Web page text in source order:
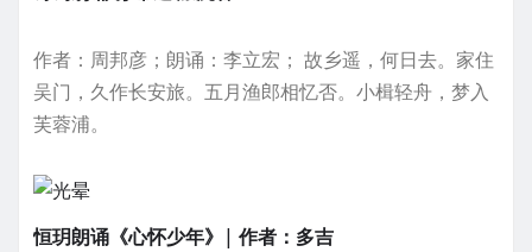
作者：周邦彦；朗诵：李立宏； 故乡遥，何日去。家住
吴门，久作长安旅。五月渔郎相忆否。小楫轻舟，梦入
芙蓉浦。
恒玥朗诵《心怀少年》| 作者：多吉